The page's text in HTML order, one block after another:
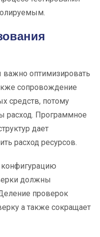
оптимизировать
сопровождение
средств, потому
расход. Программное
дает
расход ресурсов.
конфигурацию
должны
проверок
а также сокращает